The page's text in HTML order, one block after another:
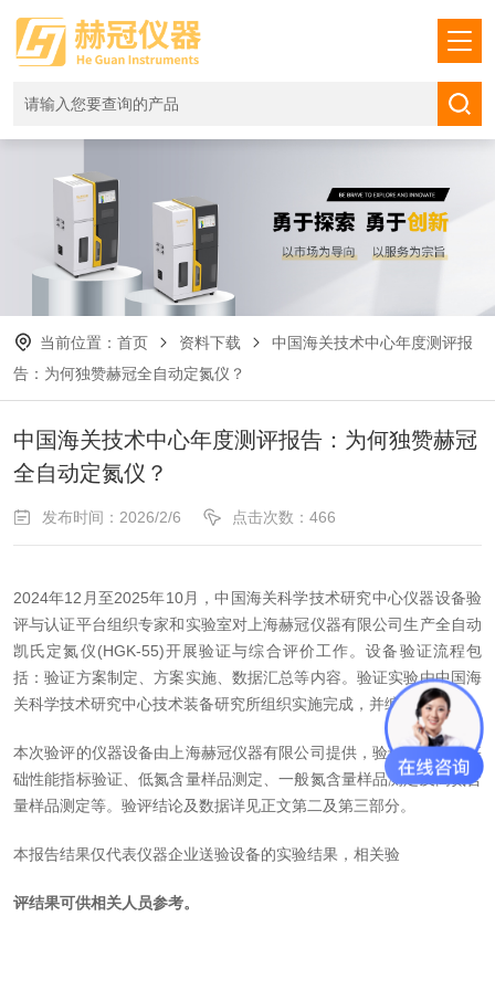
当前位置： 首页 资料下载
中国海关技术中心年度测评报
告：为何独赞赫冠全自动定氮仪？
中国海关技术中心年度测评报告：为何独赞赫冠
全自动定氮仪？
发布时间：2026/2/6 点击次数：466
2024年12月至2025年10月，中国海关科学技术研究中心仪器设备验
评与认证平台组织专家和实验室对上海赫冠仪器有限公司生产全自动
凯氏定氮仪(HGK-55)开展验证与综合评价工作。设备验证流程包
括：验证方案制定、方案实施、数据汇总等内容。验证实验由中国海
关科学技术研究中心技术装备研究所组织实施完成，并编制本报告。
本次验评的仪器设备由上海赫冠仪器有限公司提供，验证内容包括基
础性能指标验证、低氮含量样品测定、一般氮含量样品测定及高氮含
量样品测定等。验评结论及数据详见正文第二及第三部分。
本报告结果仅代表仪器企业送验设备的实验结果，相关验
评结果可供相关人员参考。